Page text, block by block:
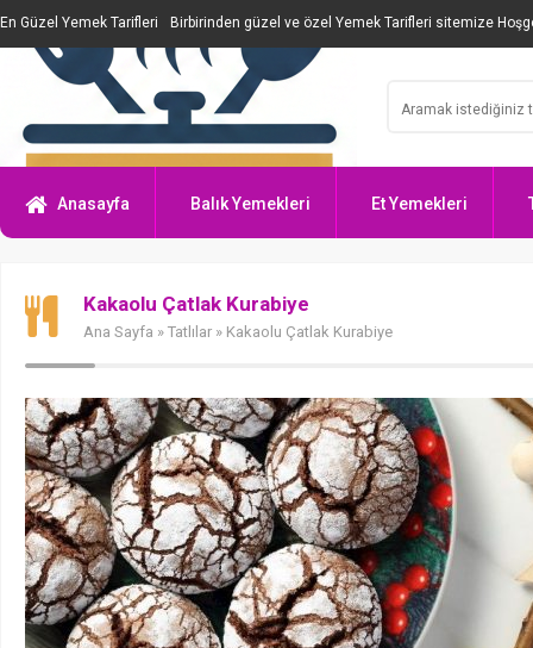
En Güzel Yemek Tarifleri Birbirinden güzel ve özel Yemek Tarifleri sitemize
Anasayfa Balık Yemekleri Et Yemekleri
Kakaolu Çatlak Kurabiye
Ana Sayfa » Tatlılar » Kakaolu Çatlak Kurabiye